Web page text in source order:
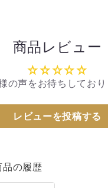
商品レビュー
の声をお待ちしており
レビューを投稿する
品の履歴